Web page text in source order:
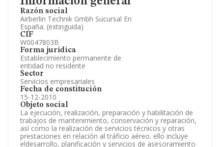
Razón social
Airberlin Technik Gmbh Sucursal En
España. (extinguida)
CIF
W0047803B
Forma jurídica
Establecimiento permanente de
entidad no residente
Sector
Servicios empresariales
Fecha de constitución
15-12-2010
Objeto social
La ejecución, realización, preparación y habilitación de
trabajos de mantenimiento, conservación y reparación,
así como la realización de servicios técnicos y otras
prestaciones en relación al tráficio aéreo. ello incluye
eldesarrollo, planificación y servicios de asesoramiento
Información oficial y registral complementaria.